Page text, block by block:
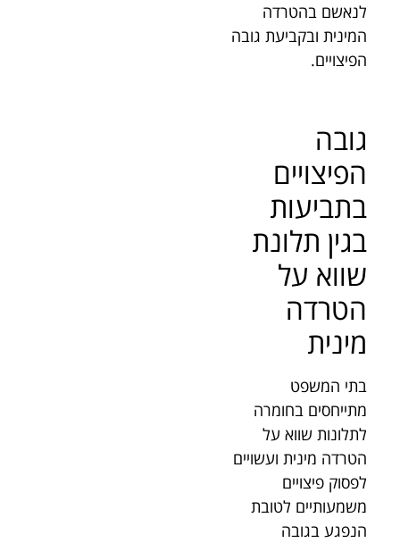
לנאשם בהטרדה
המינית ובקביעת גובה
הפיצויים.
גובה
הפיצויים
בתביעות
בגין תלונת
שווא על
הטרדה
מינית
בתי המשפט
מתייחסים בחומרה
לתלונות שווא על
הטרדה מינית ועשויים
לפסוק פיצויים
משמעותיים לטובת
הנפגע בגובה